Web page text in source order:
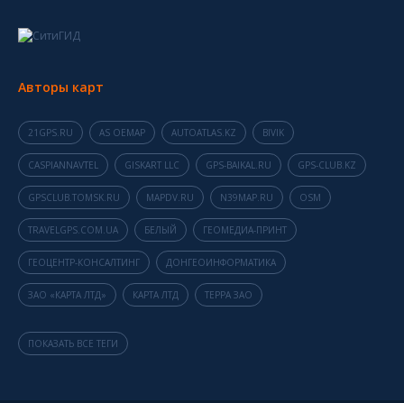
Авторы карт
21GPS.RU AS OEMAP AUTOATLAS.KZ BIVIK
CASPIANNAVTEL GISKART LLC GPS-BAIKAL.RU GPS-CLUB.KZ
GPSCLUB.TOMSK.RU MAPDV.RU N39MAP.RU OSM
TRAVELGPS.COM.UA БЕЛЫЙ ГЕОМЕДИА-ПРИНТ
ГЕОЦЕНТР-КОНСАЛТИНГ ДОНГЕОИНФОРМАТИКА
ЗАО «КАРТА ЛТД» КАРТА ЛТД ТЕРРА ЗАО
ПОКАЗАТЬ ВСЕ ТЕГИ